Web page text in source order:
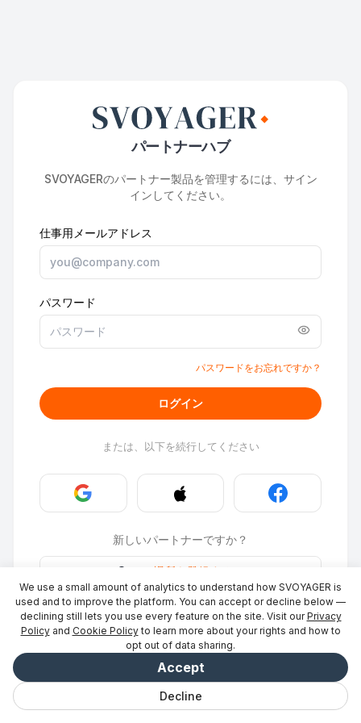
パートナーハブ
SVOYAGERのパートナー製品を管理するには、サイン
インしてください。
仕事用メールアドレス
パスワード
パスワードをお忘れですか？
ログイン
または、以下を続行してください
新しいパートナーですか？
Stays 場所を登録する
ID Photo·パートナーになる→
We use a small amount of analytics to understand how SVOYAGER is
used and to improve the platform. You can accept or decline below —
declining still lets you use every feature on the site. Visit our Privacy
Policy and Cookie Policy to learn more about your rights and how to
opt out of data sharing.
Decline
Accept